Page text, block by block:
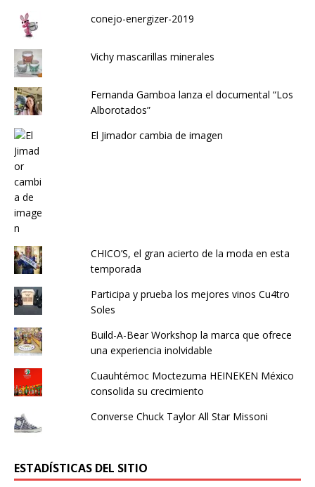
conejo-energizer-2019
Vichy mascarillas minerales
Fernanda Gamboa lanza el documental “Los
Alborotados”
El Jimador cambia de imagen
CHICO’S, el gran acierto de la moda en esta
temporada
Participa y prueba los mejores vinos Cu4tro
Soles
Build-A-Bear Workshop la marca que ofrece
una experiencia inolvidable
Cuauhtémoc Moctezuma HEINEKEN México
consolida su crecimiento
Converse Chuck Taylor All Star Missoni
ESTADÍSTICAS DEL SITIO